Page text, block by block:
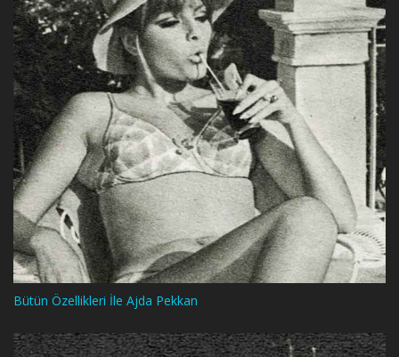
Bütün Özellikleri İle Ajda Pekkan